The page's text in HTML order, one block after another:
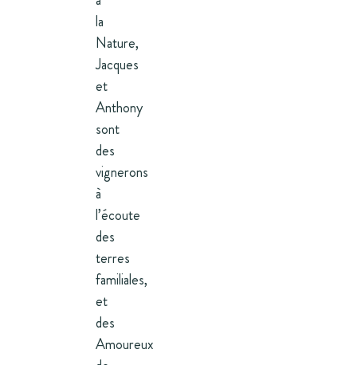
la
Nature,
Jacques
et
Anthony
sont
des
vignerons
à
l’écoute
des
terres
familiales,
et
des
Amoureux